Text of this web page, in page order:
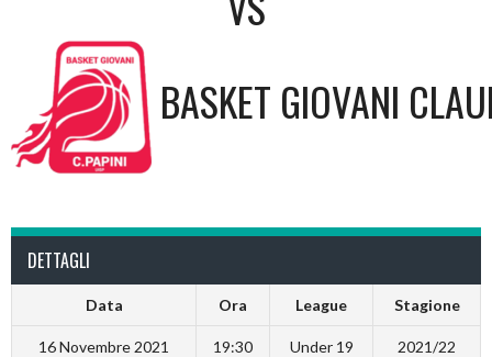
BASKET GIOVANI
DETTAGLI
Data Ora League Stagione
16 Novembre 2021 19:30 Under 19 2021/22